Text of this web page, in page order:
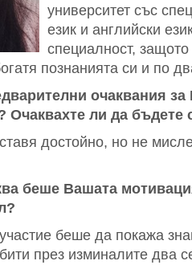
университет със
език и английски
специалност,
познанията си и по
очаквания
Очаквахте ли да бъдете
достойно, но не
беше Вашата
беше да покажа
през изминалите два